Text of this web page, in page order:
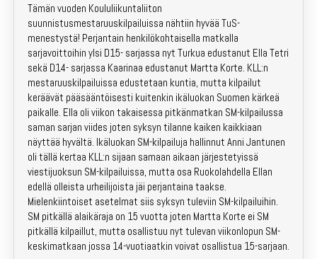
Emit-vuokraus
Kartat
Kotisivuarkisto
Laskutus
Yhteystiedot
Liity jäseneksi!
Kilpailut
Lapset & nuoret
Tämän vuoden Koululiikuntaliiton
suunnistusmestaruuskilpailuissa nähtiin hyvää TuS-
menestystä! Perjantain henkilökohtaisella matkalla
sarjavoittoihin ylsi D15- sarjassa nyt Turkua edustanut Ella Tetri
sekä D14- sarjassa Kaarinaa edustanut Martta Korte. KLL:n
mestaruuskilpailuissa edustetaan kuntia, mutta kilpailut
keräävät pääsääntöisesti kuitenkin ikäluokan Suomen kärkeä
paikalle. Ella oli viikon takaisessa pitkänmatkan SM-kilpailussa
saman sarjan viides joten syksyn tilanne kaiken kaikkiaan
näyttää hyvältä. Ikäluokan SM-kilpailuja hallinnut Anni Jantunen
oli tällä kertaa KLL:n sijaan samaan aikaan järjestetyissä
viestijuoksun SM-kilpailuissa, mutta osa Ruokolahdella Ellan
edellä olleista urheilijoista jäi perjantaina taakse.
Mielenkiintoiset asetelmat siis syksyn tuleviin SM-kilpailuihin.
SM pitkällä alaikäraja on 15 vuotta joten Martta Korte ei SM
pitkällä kilpaillut, mutta osallistuu nyt tulevan viikonlopun SM-
keskimatkaan jossa 14-vuotiaatkin voivat osallistua 15-sarjaan.